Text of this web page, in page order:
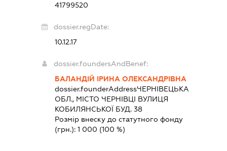
41799520
dossier.regDate:
10.12.17
dossier.foundersAndBenef:
БАЛАНДІЙ ІРИНА ОЛЕКСАНДРІВНА
dossier.founderAddressЧЕРНІВЕЦЬКА
ОБЛ., МІСТО ЧЕРНІВЦІ ВУЛИЦЯ
КОБИЛЯНСЬКОЇ БУД. 38
Розмір внеску до статутного фонду
(грн.): 1 000 (100 %)